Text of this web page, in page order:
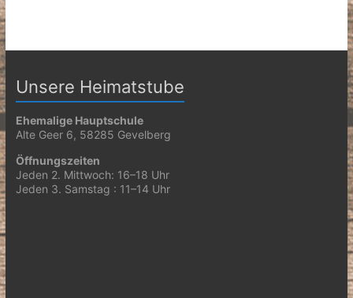
Unsere Heimatstube
Ehemalige Hauptschule
Alte Geer 6, 58285 Gevelberg
Öffnungszeiten
Jeden 2. Mittwoch: 16–18 Uhr
Jeden 3. Samstag : 11–14 Uhr